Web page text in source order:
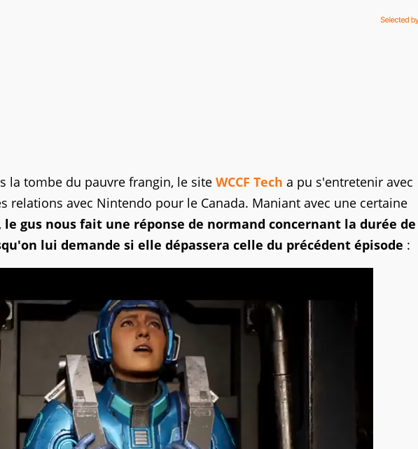
la tombe du pauvre frangin, le site WCCF Tech a pu s'entretenir avec
relations avec Nintendo pour le Canada. Maniant avec une certaine
le gus nous fait une réponse de normand concernant la durée
lui demande si elle dépassera celle du précédent épisode :